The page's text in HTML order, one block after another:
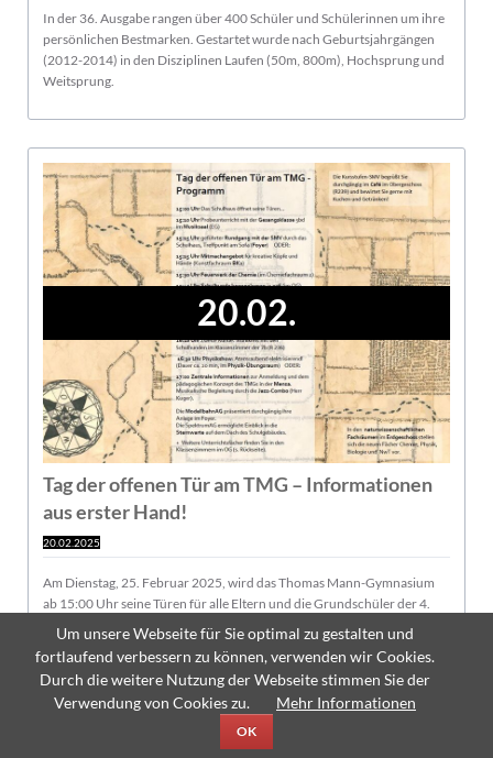
In der 36. Ausgabe rangen über 400 Schüler und Schülerinnen um ihre
persönlichen Bestmarken. Gestartet wurde nach Geburtsjahrgängen
(2012-2014) in den Disziplinen Laufen (50m, 800m), Hochsprung und
Weitsprung.
20.02.
Tag der offenen Tür am TMG – Informationen
aus erster Hand!
20.02.2025
Am Dienstag, 25. Februar 2025, wird das Thomas Mann-Gymnasium
ab 15:00 Uhr seine Türen für alle Eltern und die Grundschüler der 4.
Wir freuen uns darauf, Ihnen Einblicke in die pädagogische Arbeit
unserer Schule zu geben und den kommenden Fünftklässlern zu
zeigen, was das TMG alles bietet:
Die Zusatzangebote mit Chorunterricht und Kunst, die Schulhunde,
aber auch alle Fächer unseres Gymnasiums werden sich an diesem Tag
mit einem bunten Programm präsentieren.
Um unsere Webseite für Sie optimal zu gestalten und
fortlaufend verbessern zu können, verwenden wir Cookies.
Durch die weitere Nutzung der Webseite stimmen Sie der
Verwendung von Cookies zu.
Mehr Informationen
OK